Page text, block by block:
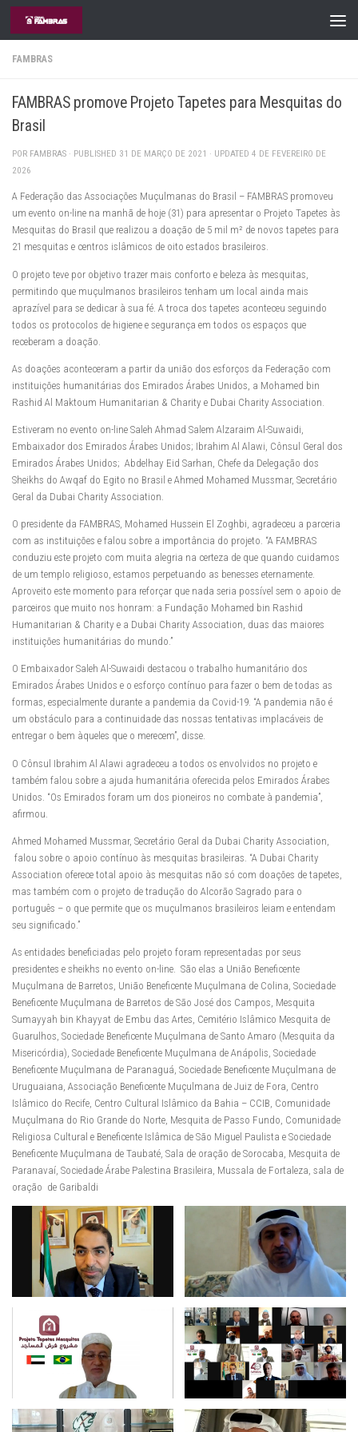
Skip to content
FAMBRAS
FAMBRAS promove Projeto Tapetes para Mesquitas do
Brasil
POR FAMBRAS · PUBLISHED 31 DE MARÇO DE 2021 · UPDATED 4 DE FEVEREIRO DE
2026
A Federação das Associações Muçulmanas do Brasil – FAMBRAS promoveu
um evento on-line na manhã de hoje (31) para apresentar o Projeto Tapetes às
Mesquitas do Brasil que realizou a doação de 5 mil m² de novos tapetes para
21 mesquitas e centros islâmicos de oito estados brasileiros.
O projeto teve por objetivo trazer mais conforto e beleza às mesquitas,
permitindo que muçulmanos brasileiros tenham um local ainda mais
aprazível para se dedicar à sua fé. A troca dos tapetes aconteceu seguindo
todos os protocolos de higiene e segurança em todos os espaços que
receberam a doação.
As doações aconteceram a partir da união dos esforços da Federação com
instituições humanitárias dos Emirados Árabes Unidos, a Mohamed bin
Rashid Al Maktoum Humanitarian & Charity e Dubai Charity Association.
Estiveram no evento on-line Saleh Ahmad Salem Alzaraim Al-Suwaidi,
Embaixador dos Emirados Árabes Unidos; Ibrahim Al Alawi, Cônsul Geral dos
Emirados Árabes Unidos; Abdelhay Eid Sarhan, Chefe da Delegação dos
Sheikhs do Awqaf do Egito no Brasil e Ahmed Mohamed Mussmar, Secretário
Geral da Dubai Charity Association.
O presidente da FAMBRAS, Mohamed Hussein El Zoghbi, agradeceu a parceria
com as instituições e falou sobre a importância do projeto. “A FAMBRAS
conduziu este projeto com muita alegria na certeza de que quando cuidamos
de um templo religioso, estamos perpetuando as benesses eternamente.
Aproveito este momento para reforçar que nada seria possível sem o apoio de
parceiros que muito nos honram: a Fundação Mohamed bin Rashid
Humanitarian & Charity e a Dubai Charity Association, duas das maiores
instituições humanitárias do mundo.”
O Embaixador Saleh Al-Suwaidi destacou o trabalho humanitário dos
Emirados Árabes Unidos e o esforço contínuo para fazer o bem de todas as
formas, especialmente durante a pandemia da Covid-19. “A pandemia não é
um obstáculo para a continuidade das nossas tentativas implacáveis ​​de
entregar o bem àqueles que o merecem”, disse.
O Cônsul Ibrahim Al Alawi agradeceu a todos os envolvidos no projeto e
também falou sobre a ajuda humanitária oferecida pelos Emirados Árabes
Unidos. “Os Emirados foram um dos pioneiros no combate à pandemia”,
afirmou.
Ahmed Mohamed Mussmar, Secretário Geral da Dubai Charity Association,
falou sobre o apoio contínuo às mesquitas brasileiras. “A Dubai Charity
Association oferece total apoio às mesquitas não só com doações de tapetes,
mas também com o projeto de tradução do Alcorão Sagrado para o
português – o que permite que os muçulmanos brasileiros leiam e entendam
seu significado.”
As entidades beneficiadas pelo projeto foram representadas por seus
presidentes e sheikhs no evento on-line. São elas a União Beneficente
Muçulmana de Barretos, União Beneficente Muçulmana de Colina, Sociedade
Beneficente Muçulmana de Barretos de São José dos Campos, Mesquita
Sumayyah bin Khayyat de Embu das Artes, Cemitério Islâmico Mesquita de
Guarulhos, Sociedade Beneficente Muçulmana de Santo Amaro (Mesquita da
Misericórdia), Sociedade Beneficente Muçulmana de Anápolis, Sociedade
Beneficente Muçulmana de Paranaguá, Sociedade Beneficente Muçulmana de
Uruguaiana, Associação Beneficente Muçulmana de Juiz de Fora, Centro
Islâmico do Recife, Centro Cultural Islâmico da Bahia – CCIB, Comunidade
Muçulmana do Rio Grande do Norte, Mesquita de Passo Fundo, Comunidade
Religiosa Cultural e Beneficente Islâmica de São Miguel Paulista e Sociedade
Beneficente Muçulmana de Taubaté, Sala de oração de Sorocaba, Mesquita de
Paranavaí, Sociedade Árabe Palestina Brasileira, Mussala de Fortaleza, sala de
oração de Garibaldi